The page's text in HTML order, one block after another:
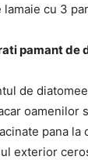
lamaie cu 3
pamant de
de
oamenilor
pana
exterior